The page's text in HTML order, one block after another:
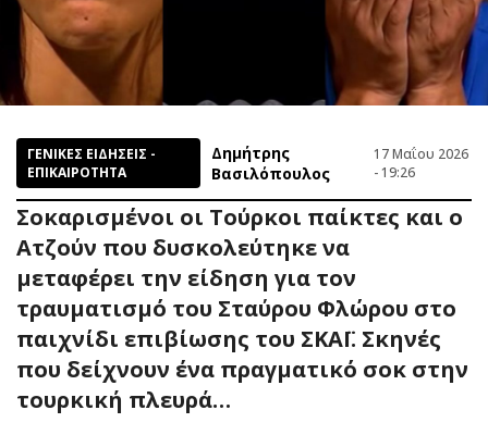
ΓΕΝΙΚΕΣ ΕΙΔΗΣΕΙΣ -
ΕΠΙΚΑΙΡΟΤΗΤΑ
Δημήτρης
Βασιλόπουλος
17 Μαΐου 2026
- 19:26
Σοκαρισμένοι οι Τούρκοι παίκτες και ο
Ατζούν που δυσκολεύτηκε να
μεταφέρει την είδηση για τον
τραυματισμό του Σταύρου Φλώρου στο
παιχνίδι επιβίωσης του ΣΚΑΪ. Σκηνές
που δείχνουν ένα πραγματικό σοκ στην
τουρκική πλευρά…